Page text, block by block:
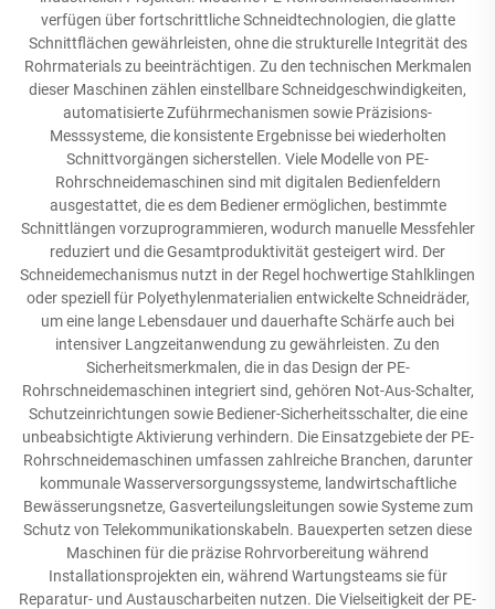
verfügen über fortschrittliche Schneidtechnologien, die glatte
Schnittflächen gewährleisten, ohne die strukturelle Integrität des
Rohrmaterials zu beeinträchtigen. Zu den technischen Merkmalen
dieser Maschinen zählen einstellbare Schneidgeschwindigkeiten,
automatisierte Zuführmechanismen sowie Präzisions-
Messsysteme, die konsistente Ergebnisse bei wiederholten
Schnittvorgängen sicherstellen. Viele Modelle von PE-
Rohrschneidemaschinen sind mit digitalen Bedienfeldern
ausgestattet, die es dem Bediener ermöglichen, bestimmte
Schnittlängen vorzuprogrammieren, wodurch manuelle Messfehler
reduziert und die Gesamtproduktivität gesteigert wird. Der
Schneidemechanismus nutzt in der Regel hochwertige Stahlklingen
oder speziell für Polyethylenmaterialien entwickelte Schneidräder,
um eine lange Lebensdauer und dauerhafte Schärfe auch bei
intensiver Langzeitanwendung zu gewährleisten. Zu den
Sicherheitsmerkmalen, die in das Design der PE-
Rohrschneidemaschinen integriert sind, gehören Not-Aus-Schalter,
Schutzeinrichtungen sowie Bediener-Sicherheitsschalter, die eine
unbeabsichtigte Aktivierung verhindern. Die Einsatzgebiete der PE-
Rohrschneidemaschinen umfassen zahlreiche Branchen, darunter
kommunale Wasserversorgungssysteme, landwirtschaftliche
Bewässerungsnetze, Gasverteilungsleitungen sowie Systeme zum
Schutz von Telekommunikationskabeln. Bauexperten setzen diese
Maschinen für die präzise Rohrvorbereitung während
Installationsprojekten ein, während Wartungsteams sie für
Reparatur- und Austauscharbeiten nutzen. Die Vielseitigkeit der PE-